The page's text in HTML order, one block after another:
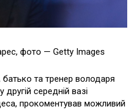
фото — Getty Images
батько та тренер володаря
середній вазі
прокоментував можливий